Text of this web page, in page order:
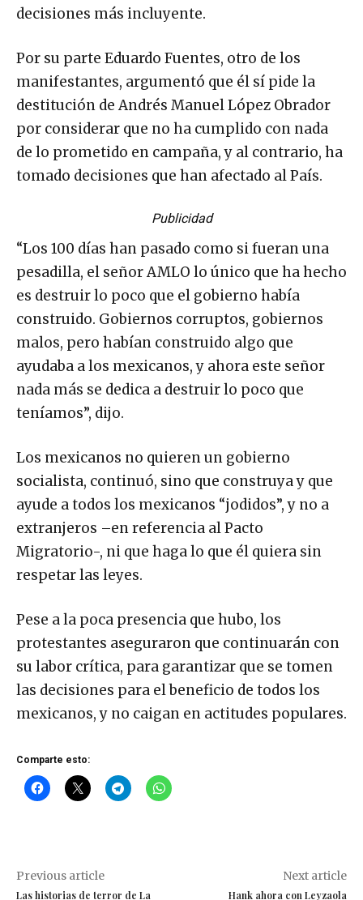
decisiones más incluyente.
Por su parte Eduardo Fuentes, otro de los
manifestantes, argumentó que él sí pide la
destitución de Andrés Manuel López Obrador
por considerar que no ha cumplido con nada
de lo prometido en campaña, y al contrario, ha
tomado decisiones que han afectado al País.
Publicidad
“Los 100 días han pasado como si fueran una
pesadilla, el señor AMLO lo único que ha hecho
es destruir lo poco que el gobierno había
construido. Gobiernos corruptos, gobiernos
malos, pero habían construido algo que
ayudaba a los mexicanos, y ahora este señor
nada más se dedica a destruir lo poco que
teníamos”, dijo.
Los mexicanos no quieren un gobierno
socialista, continuó, sino que construya y que
ayude a todos los mexicanos “jodidos”, y no a
extranjeros –en referencia al Pacto
Migratorio-, ni que haga lo que él quiera sin
respetar las leyes.
Pese a la poca presencia que hubo, los
protestantes aseguraron que continuarán con
su labor crítica, para garantizar que se tomen
las decisiones para el beneficio de todos los
mexicanos, y no caigan en actitudes populares.
Comparte esto:
Previous article
Las historias de terror de La
Next article
Hank ahora con Leyzaola